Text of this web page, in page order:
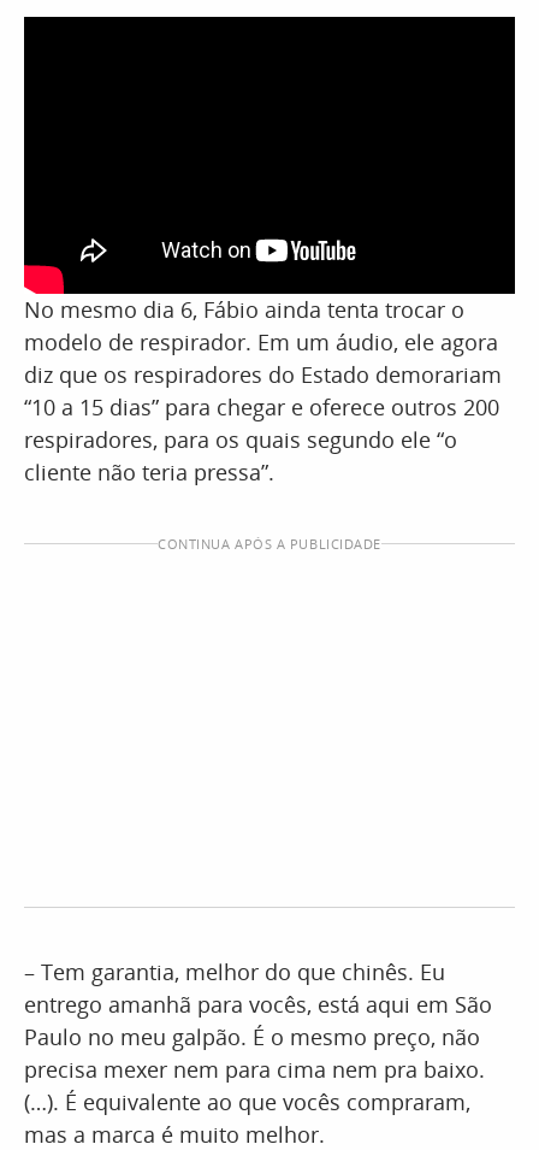
No mesmo dia 6, Fábio ainda tenta trocar o
modelo de respirador. Em um áudio, ele agora
diz que os respiradores do Estado demorariam
“10 a 15 dias” para chegar e oferece outros 200
respiradores, para os quais segundo ele “o
cliente não teria pressa”.
CONTINUA APÓS A PUBLICIDADE
– Tem garantia, melhor do que chinês. Eu
entrego amanhã para vocês, está aqui em São
Paulo no meu galpão. É o mesmo preço, não
precisa mexer nem para cima nem pra baixo.
(…). É equivalente ao que vocês compraram,
mas a marca é muito melhor.